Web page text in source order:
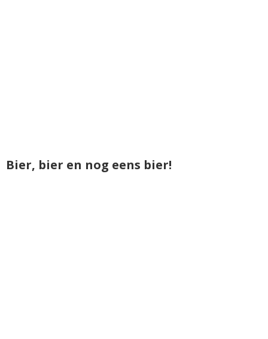
Bier, bier en nog eens bier!